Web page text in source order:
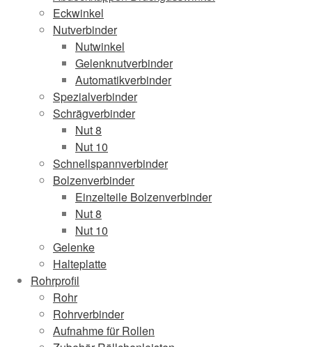
Eckwinkel
Nutverbinder
Nutwinkel
Gelenknutverbinder
Automatikverbinder
Spezialverbinder
Schrägverbinder
Nut 8
Nut 10
Schnellspannverbinder
Bolzenverbinder
Einzelteile Bolzenverbinder
Nut 8
Nut 10
Gelenke
Halteplatte
Rohrprofil
Rohr
Rohrverbinder
Aufnahme für Rollen